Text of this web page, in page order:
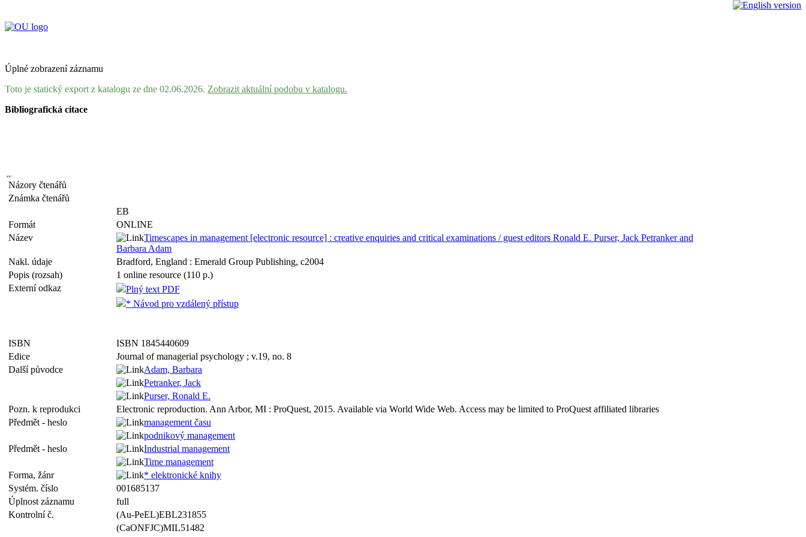
Úplné zobrazení záznamu
Toto je statický export z katalogu ze dne 02.06.2026. Zobrazit aktuální podobu v katalogu.
Bibliografická citace
Názory čtenářů
Známka čtenářů
EB
Formát
ONLINE
Název
Timescapes in management [electronic resource] : creative enquiries and critical examinations / guest editors Ronald E. Purser, Jack Petranker and
Barbara Adam
Nakl. údaje
Bradford, England : Emerald Group Publishing, c2004
Popis (rozsah)
1 online resource (110 p.)
Externí odkaz
Plný text PDF
* Návod pro vzdálený přístup
ISBN
ISBN 1845440609
Edice
Journal of managerial psychology ; v.19, no. 8
Další původce
Adam, Barbara
Petranker, Jack
Purser, Ronald E.
Pozn. k reprodukci
Electronic reproduction. Ann Arbor, MI : ProQuest, 2015. Available via World Wide Web. Access may be limited to ProQuest affiliated libraries
Předmět - heslo
management času
podnikový management
Předmět - heslo
Industrial management
Time management
Forma, žánr
* elektronické knihy
Systém. číslo
001685137
Úplnost záznamu
full
Kontrolní č.
(Au-PeEL)EBL231855
(CaONFJC)MIL51482